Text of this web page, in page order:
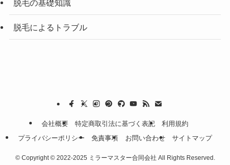
脱毛の基礎知識
脱毛によるトラブル
会社概要 特定商取引法に基づく表記
利用規約
プライバシーポリシー
免責事項 お問い合わせ サイトマップ
©Copyright © 2022-2025 ミラーマスター合同会社 All Rights Reserved.